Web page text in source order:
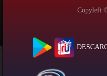
Copyleft